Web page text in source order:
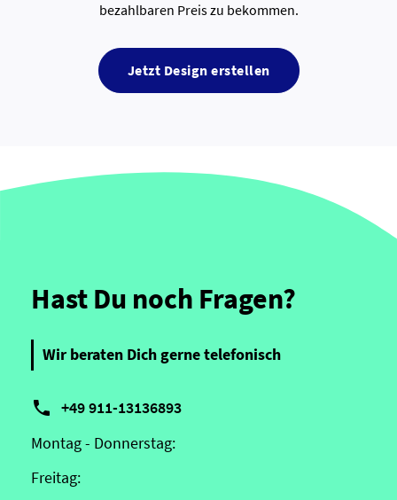
bezahlbaren Preis zu bekommen.
Jetzt Design erstellen
Hast Du noch Fragen?
Wir beraten Dich gerne telefonisch
 +49 911-13136893
Montag - Donnerstag:
Freitag: